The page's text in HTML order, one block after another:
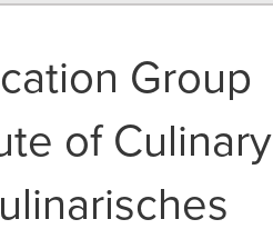
Group
of Culinary